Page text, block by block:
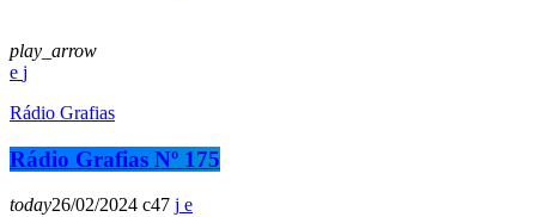
play_arrow
Rádio Grafias
Rádio Grafias Nº 175
today26/02/2024 47